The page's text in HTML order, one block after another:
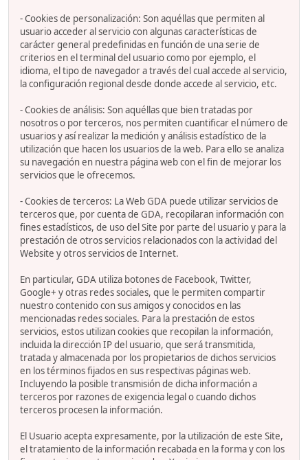
- Cookies de personalización: Son aquéllas que permiten al
usuario acceder al servicio con algunas características de
carácter general predefinidas en función de una serie de
criterios en el terminal del usuario como por ejemplo, el
idioma, el tipo de navegador a través del cual accede al servicio,
la configuración regional desde donde accede al servicio, etc.
- Cookies de análisis: Son aquéllas que bien tratadas por
nosotros o por terceros, nos permiten cuantificar el número de
usuarios y así realizar la medición y análisis estadístico de la
utilización que hacen los usuarios de la web. Para ello se analiza
su navegación en nuestra página web con el fin de mejorar los
servicios que le ofrecemos.
- Cookies de terceros: La Web GDA puede utilizar servicios de
terceros que, por cuenta de GDA, recopilaran información con
fines estadísticos, de uso del Site por parte del usuario y para la
prestación de otros servicios relacionados con la actividad del
Website y otros servicios de Internet.
En particular, GDA utiliza botones de Facebook, Twitter,
Google+ y otras redes sociales, que le permiten compartir
nuestro contenido con sus amigos y conocidos en las
mencionadas redes sociales. Para la prestación de estos
servicios, estos utilizan cookies que recopilan la información,
incluida la dirección IP del usuario, que será transmitida,
tratada y almacenada por los propietarios de dichos servicios
en los términos fijados en sus respectivas páginas web.
Incluyendo la posible transmisión de dicha información a
terceros por razones de exigencia legal o cuando dichos
terceros procesen la información.
El Usuario acepta expresamente, por la utilización de este Site,
el tratamiento de la información recabada en la forma y con los